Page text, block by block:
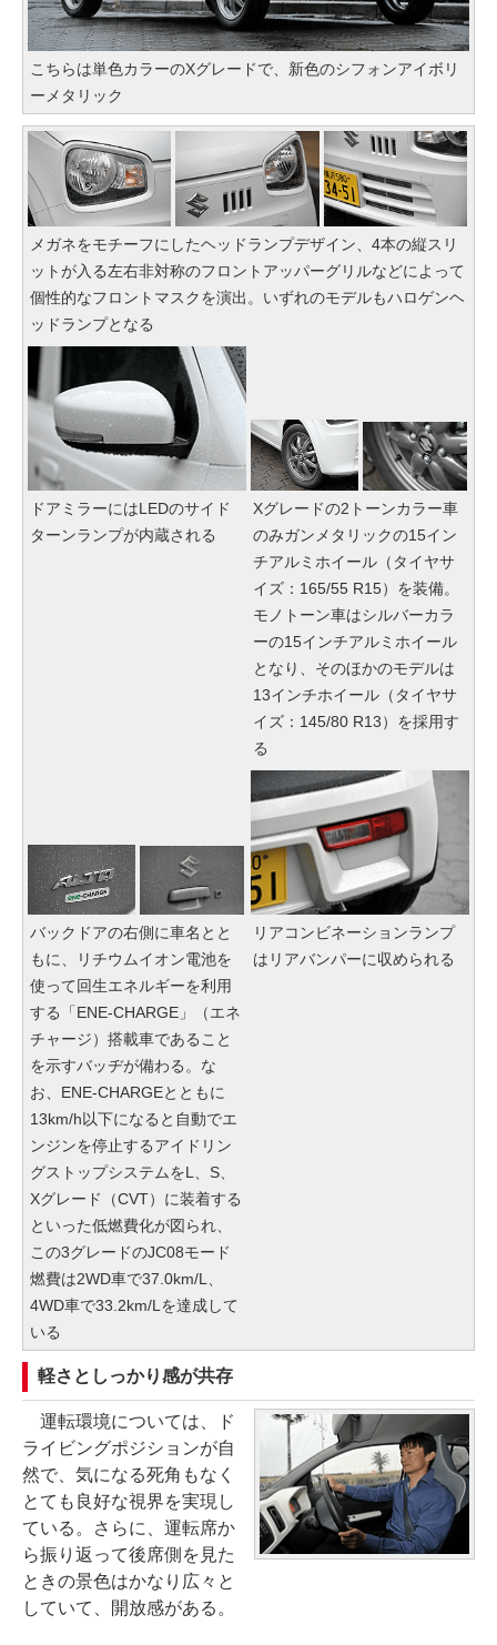
こちらは単色カラーのXグレードで、新色のシフォンアイボリ
ーメタリック
メガネをモチーフにしたヘッドランプデザイン、4本の縦スリ
ットが入る左右非対称のフロントアッパーグリルなどによって
個性的なフロントマスクを演出。いずれのモデルもハロゲンヘ
ッドランプとなる
ドアミラーにはLEDのサイド
ターンランプが内蔵される
Xグレードの2トーンカラー車
のみガンメタリックの15イン
チアルミホイール（タイヤサ
イズ：165/55 R15）を装備。
モノトーン車はシルバーカラ
ーの15インチアルミホイール
となり、そのほかのモデルは
13インチホイール（タイヤサ
イズ：145/80 R13）を採用す
る
バックドアの右側に車名とと
もに、リチウムイオン電池を
使って回生エネルギーを利用
する「ENE-CHARGE」（エネ
チャージ）搭載車であること
を示すバッヂが備わる。な
お、ENE-CHARGEとともに
13km/h以下になると自動でエ
ンジンを停止するアイドリン
グストップシステムをL、S、
Xグレード（CVT）に装着する
といった低燃費化が図られ、
この3グレードのJC08モード
燃費は2WD車で37.0km/L、
4WD車で33.2km/Lを達成して
いる
リアコンビネーションランプ
はリアバンパーに収められる
軽さとしっかり感が共存
運転環境については、ド
ライビングポジションが自
然で、気になる死角もなく
とても良好な視界を実現し
ている。さらに、運転席か
ら振り返って後席側を見た
ときの景色はかなり広々と
していて、開放感がある。